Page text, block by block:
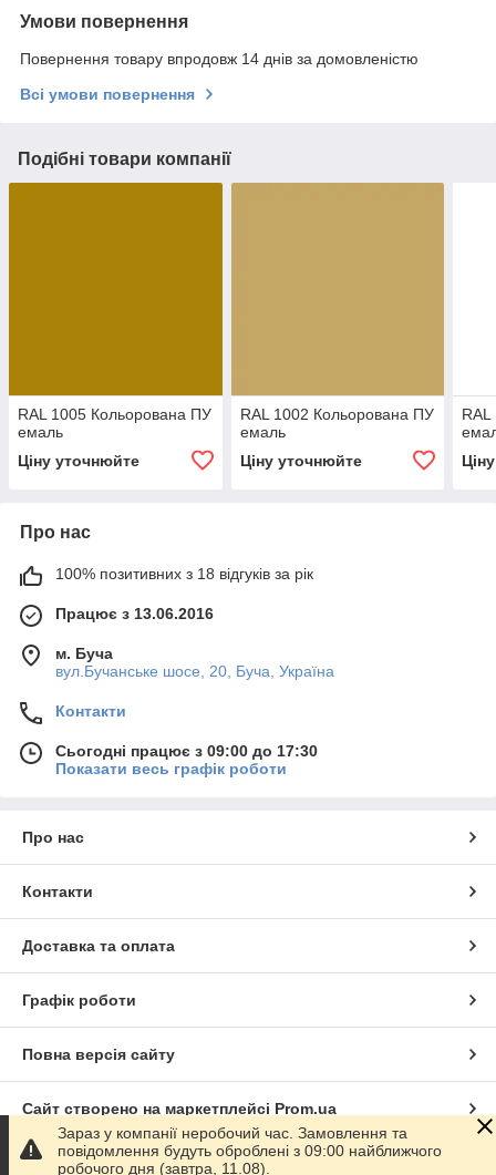
Умови повернення
Повернення товару впродовж 14 днів за домовленістю
Всі умови повернення
Подібні товари компанії
RAL 1005 Кольорована ПУ
емаль
Ціну уточнюйте
RAL 1002 Кольорована ПУ
емаль
Ціну уточнюйте
Про нас
100% позитивних з 18 відгуків за рік
Працює з 13.06.2016
м. Буча
вул.Бучанське шосе, 20, Буча, Україна
Контакти
Сьогодні працює з 09:00 до 17:30
Показати весь графік роботи
Про нас
Контакти
Доставка та оплата
Графік роботи
Повна версія сайту
Сайт створено на маркетплейсі Prom.ua
Політика конфіденційності
Зараз у компанії неробочий час. Замовлення та
повідомлення будуть оброблені з 09:00 найближчого
робочого дня (завтра, 11.08).